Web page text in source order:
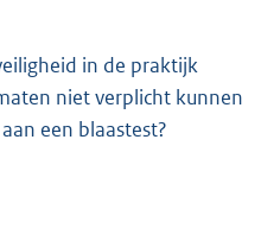
in de praktijk
niet verplicht kunnen
een blaastest?